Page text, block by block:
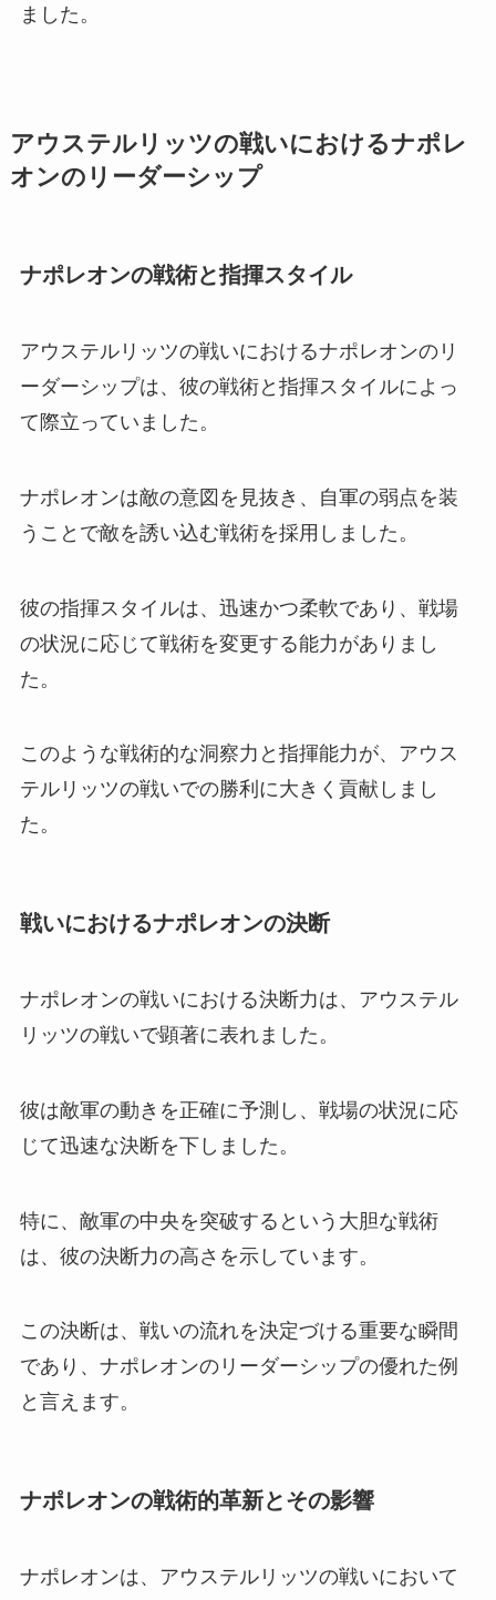
ました。
アウステルリッツの戦いにおけるナポレ
オンのリーダーシップ
ナポレオンの戦術と指揮スタイル
アウステルリッツの戦いにおけるナポレオンのリ
ーダーシップは、彼の戦術と指揮スタイルによっ
て際立っていました。
ナポレオンは敵の意図を見抜き、自軍の弱点を装
うことで敵を誘い込む戦術を採用しました。
彼の指揮スタイルは、迅速かつ柔軟であり、戦場
の状況に応じて戦術を変更する能力がありまし
た。
このような戦術的な洞察力と指揮能力が、アウス
テルリッツの戦いでの勝利に大きく貢献しまし
た。
戦いにおけるナポレオンの決断
ナポレオンの戦いにおける決断力は、アウステル
リッツの戦いで顕著に表れました。
彼は敵軍の動きを正確に予測し、戦場の状況に応
じて迅速な決断を下しました。
特に、敵軍の中央を突破するという大胆な戦術
は、彼の決断力の高さを示しています。
この決断は、戦いの流れを決定づける重要な瞬間
であり、ナポレオンのリーダーシップの優れた例
と言えます。
ナポレオンの戦術的革新とその影響
ナポレオンは、アウステルリッツの戦いにおいて